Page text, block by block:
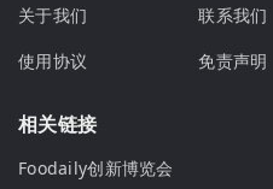
关于我们 联系我们
使用协议
免责声明
相关链接
Foodaily创新博览会